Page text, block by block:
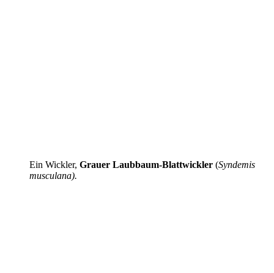
Ein Wickler, Grauer Laubbaum-Blattwickler (Syndemis
musculana).